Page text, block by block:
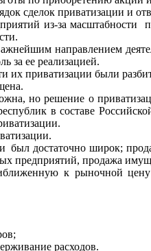
сделок приватизации и
из-за масштабности
направлением
за ее реализацией.
их приватизации были
но решение о
в составе
был достаточно широк;
предприятий, продажа
к рыночной
расходов.